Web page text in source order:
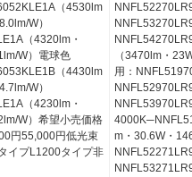
（4530lm
W）
（4320lm・
W）電球色
（4430lm
W）
（4230lm・
W）希望小売価格
円55,000円低光束
イプL1200タイプ非
（3470lm・
用：
m・30.6W・